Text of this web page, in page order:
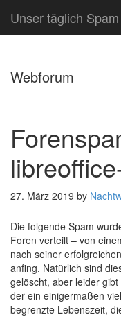
Unser täglich Spam
Webforum
27. März 2019 by
Die folgende Spam
Foren verteilt – von
nach seiner
anfing. Natürlich sind
gelöscht, aber leider
der ein einigermaßen
begrenzte Lebenszeit,